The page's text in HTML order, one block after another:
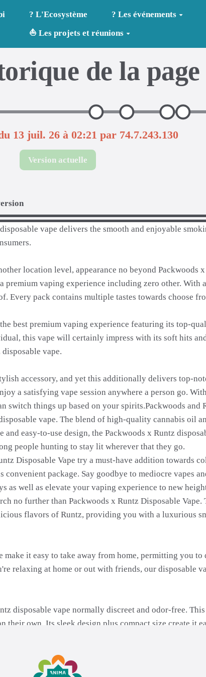
? L'Ecosystème ? Les événements
⛵ Les projets et réunions
de la page
13 juil. 26 à 02:21 par 74.7.243.130
Version actuelle